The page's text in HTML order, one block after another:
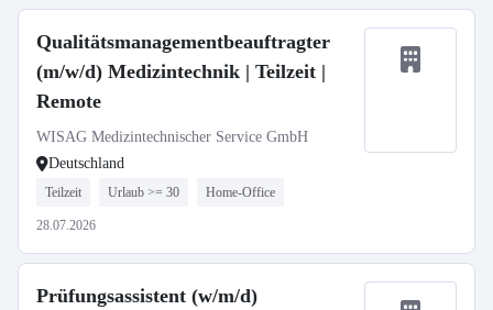
Qualitätsmanagementbeauftragter
(m/w/d) Medizintechnik | Teilzeit |
Remote
WISAG Medizintechnischer Service GmbH
Deutschland
Teilzeit Urlaub >= 30 Home-Office
28.07.2026
Prüfungsassistent (w/m/d)